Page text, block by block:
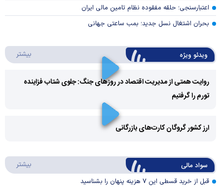
اعتبارسنجی؛ حلقه مفقوده نظام تامین مالی ایران
بحران اشتغال نسل جدید؛ بمب ساعتی جهانی
ویدئو ویژه بیشتر
Play
Video
روایت همتی از مدیریت اقتصاد در روزهای جنگ: جلوی شتاب فزاینده
تورم را گرفتیم
Video
ارز کشور گروگان کارت‌های بازرگانی
سواد مالی بیشتر
قبل از خرید قسطی این ۷ هزینه پنهان را بشناسید